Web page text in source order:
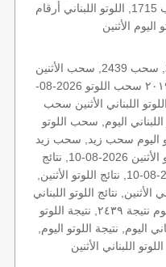
اللوتو من لبنان, اللوتو أرقام السحب 1715, اللوتو اللبناني أرقام
رقم السحب: 2439, زيد, زيد 2439, سحب 2439, سحب الأثنين
سحب اللوتو سحب اللوتو ١٣ أيار ٢٠١٩ سحب اللوتو 2026-08-
اللبناني الأثنين سحب
اللبناني اليوم, سحب اللوتو
2439, سحب اللوتو اليوم سحب زيد, سحب زيد
لوتو في لبنان لوتو لوتو 2439, لوتو الأثنين 2026-08-10, نتائج
الأثنين, نتائج اللوتو نتائج اللوتو 2026-08-10, نتائج اللوتو الأثنين,
الأثنين, نتائج اللوتو اللبناني
اليوم نتائج سحب اللوتو اللبناني اليوم نتيجة ٢٤٣٩, نتيجة اللوتو
اللبناني اليوم, نتيجة اللوتو اليوم,